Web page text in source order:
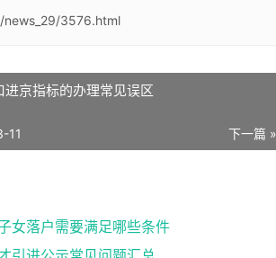
3576.html
进京指标的办理常见误区
下一篇 »
11
女落户需要满足哪些条件